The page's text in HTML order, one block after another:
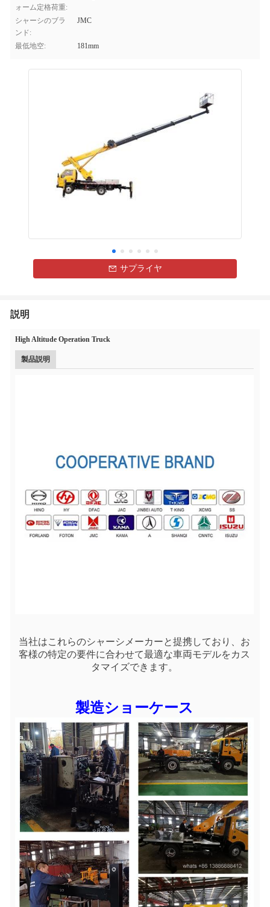
ォーム定格荷重:
シャーシのブラ
ンド:
JMC
最低地空: 181mm
サプライヤ
説明
High Altitude Operation Truck
製品説明
当社はこれらのシャーシメーカーと提携しており、お
客様の特定の要件に合わせて最適な車両モデルをカス
タマイズできます。
製造ショーケース